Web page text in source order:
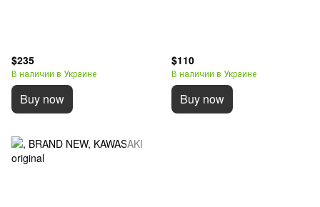
$235
В наличии в Украине
Buy now
$110
В наличии в Украине
Buy now